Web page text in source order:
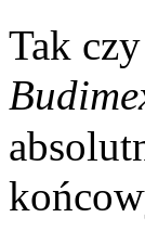
Tak